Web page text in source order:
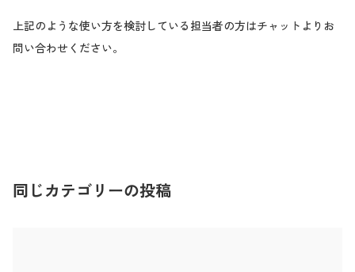
上記のような使い方を検討している担当者の方はチャットよりお
問い合わせください。
同じカテゴリーの投稿